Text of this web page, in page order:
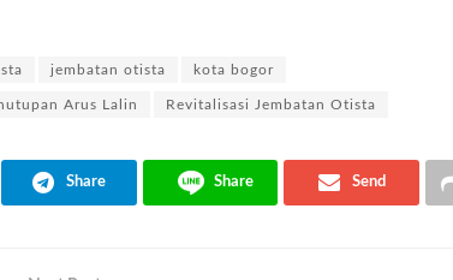
jembatan otista kota bogor
Arus Lalin Revitalisasi Jembatan Otista
Share Share Send